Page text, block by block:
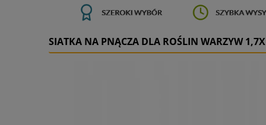
SIATKA NA PNĄCZA DLA ROŚLIN WARZYW